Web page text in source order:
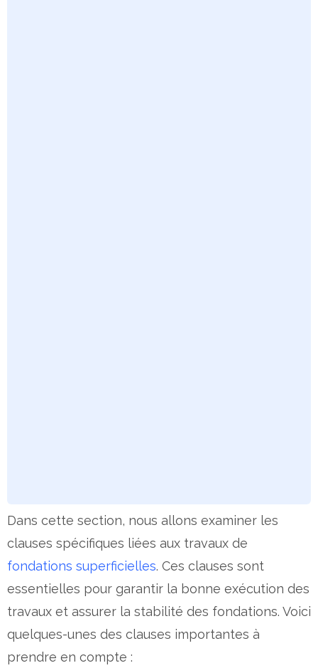
Dans cette section, nous allons examiner les
clauses spécifiques liées aux travaux de
fondations superficielles. Ces clauses sont
essentielles pour garantir la bonne exécution des
travaux et assurer la stabilité des fondations. Voici
quelques-unes des clauses importantes à
prendre en compte :